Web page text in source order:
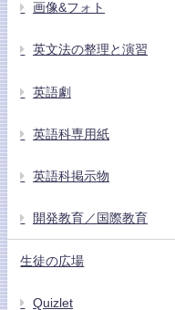
画像&フォト
英文法の整理と演習
英語劇
英語科専用紙
英語科掲示物
開発教育／国際教育
生徒の広場
Quizlet